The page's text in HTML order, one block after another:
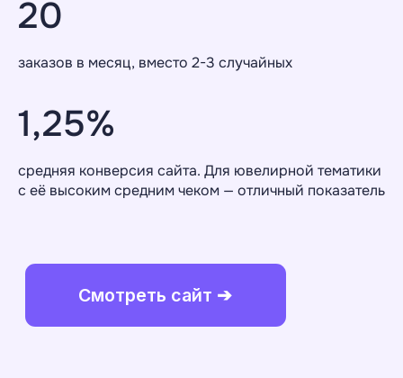
20
заказов в месяц, вместо 2-3 случайных
1,25%
средняя конверсия сайта. Для ювелирной тематики
с её высоким средним чеком — отличный показатель
Даю согласие на обработку
данных
Обсудить проект ➔
Напишите нам — мы отвечаем
Обсудить проект ➔